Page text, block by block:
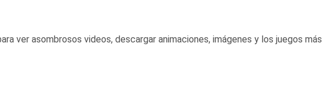
ver asombrosos videos, descargar animaciones, imágenes y los juegos más